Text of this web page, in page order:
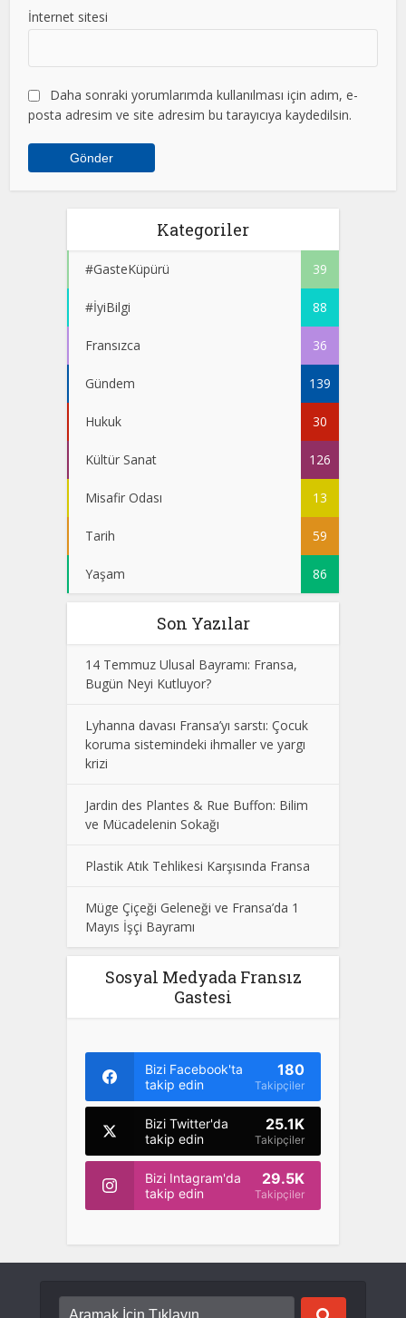
İnternet sitesi
Daha sonraki yorumlarımda kullanılması için adım, e-
posta adresim ve site adresim bu tarayıcıya kaydedilsin.
Kategoriler
#GasteKüpürü 39
#İyiBilgi 88
Fransızca 36
Gündem 139
Hukuk 30
Kültür Sanat 126
Misafir Odası 13
Tarih 59
Yaşam 86
Son Yazılar
14 Temmuz Ulusal Bayramı: Fransa,
Bugün Neyi Kutluyor?
Lyhanna davası Fransa’yı sarstı: Çocuk
koruma sistemindeki ihmaller ve yargı
krizi
Jardin des Plantes & Rue Buffon: Bilim
ve Mücadelenin Sokağı
Plastik Atık Tehlikesi Karşısında Fransa
Müge Çiçeği Geleneği ve Fransa’da 1
Mayıs İşçi Bayramı
Sosyal Medyada Fransız
Gastesi
Bizi Facebook'ta
takip edin
180
Takipçiler
Bizi Twitter'da
takip edin
25.1K
Takipçiler
Bizi Intagram'da
takip edin
29.5K
Takipçiler